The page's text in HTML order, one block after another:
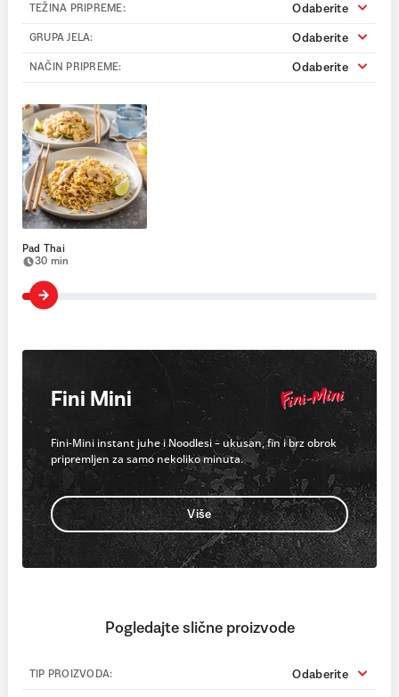
TEŽINA PRIPREME: Odaberite
GRUPA JELA: Odaberite
NAČIN PRIPREME: Odaberite
Pad Thai
30 min
Fini Mini
Fini-Mini instant juhe i Noodlesi – ukusan, fin i brz obrok
pripremljen za samo nekoliko minuta.
Više
Pogledajte slične proizvode
TIP PROIZVODA: Odaberite